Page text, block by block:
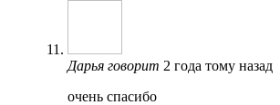
Дарья говорит 2 года тому назад
очень спасибо